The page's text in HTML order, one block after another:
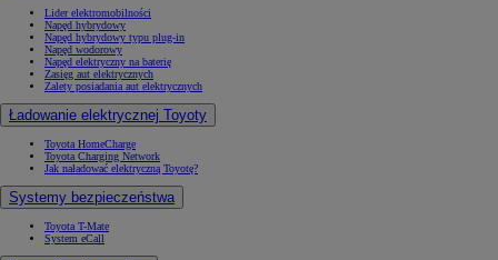
Lider elektromobilności
Napęd hybrydowy
Napęd hybrydowy typu plug-in
Napęd wodorowy
Napęd elektryczny na baterię
Zasięg aut elektrycznych
Zalety posiadania aut elektrycznych
Ładowanie elektrycznej Toyoty
Toyota HomeCharge
Toyota Charging Network
Jak naładować elektryczną Toyotę?
Systemy bezpieczeństwa
Toyota T-Mate
System eCall